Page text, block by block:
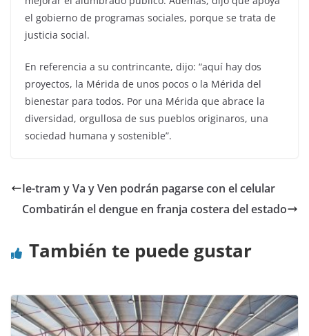
el gobierno de programas sociales, porque se trata de
justicia social.
En referencia a su contrincante, dijo: “aquí hay dos
proyectos, la Mérida de unos pocos o la Mérida del
bienestar para todos. Por una Mérida que abrace la
diversidad, orgullosa de sus pueblos originaros, una
sociedad humana y sostenible”.
Ie-tram y Va y Ven podrán pagarse con el celular
Combatirán el dengue en franja costera del estado
También te puede gustar